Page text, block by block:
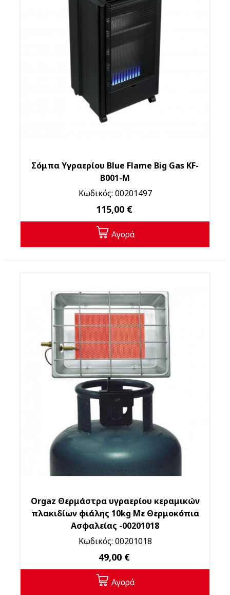
Σόμπα Υγραερίου Blue Flame Big Gas KF-
B001-M
Κωδικός: 00201497
115,00 €
Αγορά
Orgaz Θερμάστρα υγραερίου κεραμικών
πλακιδίων φιάλης 10kg Με Θερμοκόπια
Ασφαλείας -00201018
Κωδικός: 00201018
49,00 €
Αγορά